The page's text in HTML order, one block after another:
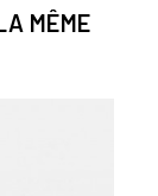
MÊME